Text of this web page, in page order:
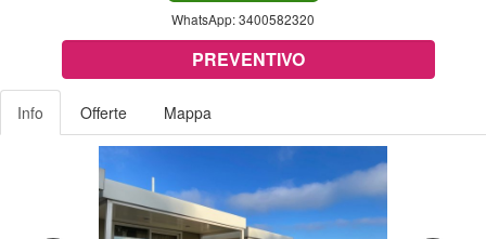
WhatsApp:3400582320
PREVENTIVO
Info Offerte Mappa
Previous